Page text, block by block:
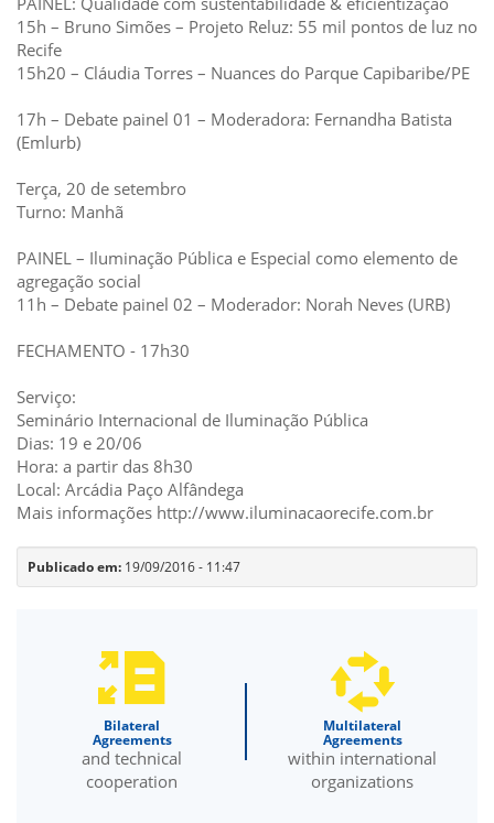
15h – Bruno Simões – Projeto Reluz: 55 mil pontos de luz no
Recife
15h20 – Cláudia Torres – Nuances do Parque Capibaribe/PE
17h – Debate painel 01 – Moderadora: Fernandha Batista
(Emlurb)
Terça, 20 de setembro
Turno: Manhã
PAINEL – Iluminação Pública e Especial como elemento de
agregação social
11h – Debate painel 02 – Moderador: Norah Neves (URB)
FECHAMENTO - 17h30
Serviço:
Seminário Internacional de Iluminação Pública
Dias: 19 e 20/06
Hora: a partir das 8h30
Local: Arcádia Paço Alfândega
Mais informações http://www.iluminacaorecife.com.br
Publicado em: 19/09/2016 - 11:47
Bilateral
Agreements
and technical
cooperation
Multilateral
Agreements
within international
organizations